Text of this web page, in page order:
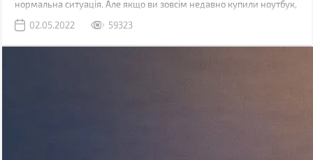
нормальна ситуація. Але якщо ви зовсім недавно купили ноутбук,
гарантійний термін батареї (зазвичай від 1 до 3 років залежно від
зносилася (більше 20%), то виробник здійснює безкоштовну
02.05.2022 59323